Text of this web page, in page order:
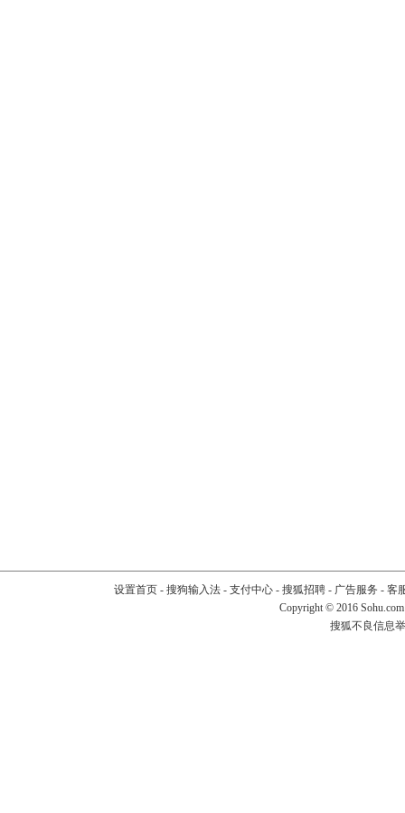
设置首页- 搜狗输入法- 支付中心- 搜狐招聘- 广告服务 - 客
Copyright © 2016
搜狐不良信息